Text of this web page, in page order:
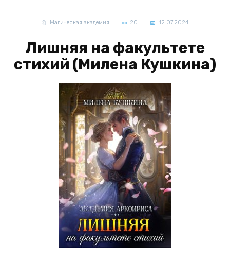
Магическая академия 20 12.07.2024
Лишняя на факультете
стихий (Милена Кушкина)